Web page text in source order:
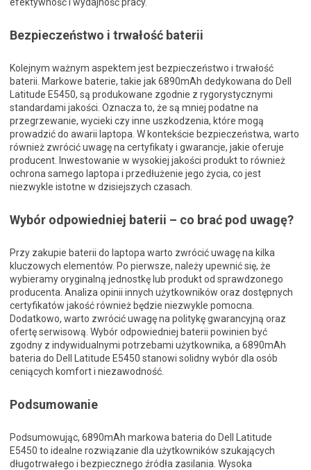
Bezpieczeństwo i trwałość baterii
Kolejnym ważnym aspektem jest bezpieczeństwo i trwałość
baterii. Markowe baterie, takie jak 6890mAh dedykowana do Dell
Latitude E5450, są produkowane zgodnie z rygorystycznymi
standardami jakości. Oznacza to, że są mniej podatne na
przegrzewanie, wycieki czy inne uszkodzenia, które mogą
prowadzić do awarii laptopa. W kontekście bezpieczeństwa, warto
również zwrócić uwagę na certyfikaty i gwarancje, jakie oferuje
producent. Inwestowanie w wysokiej jakości produkt to również
ochrona samego laptopa i przedłużenie jego życia, co jest
niezwykle istotne w dzisiejszych czasach.
Wybór odpowiedniej baterii – co brać pod uwagę?
Przy zakupie baterii do laptopa warto zwrócić uwagę na kilka
kluczowych elementów. Po pierwsze, należy upewnić się, że
wybieramy oryginalną jednostkę lub produkt od sprawdzonego
producenta. Analiza opinii innych użytkowników oraz dostępnych
certyfikatów jakość również będzie niezwykle pomocna.
Dodatkowo, warto zwrócić uwagę na politykę gwarancyjną oraz
ofertę serwisową. Wybór odpowiedniej baterii powinien być
zgodny z indywidualnymi potrzebami użytkownika, a 6890mAh
bateria do Dell Latitude E5450 stanowi solidny wybór dla osób
ceniących komfort i niezawodność.
Podsumowanie
Podsumowując, 6890mAh markowa bateria do Dell Latitude
E5450 to idealne rozwiązanie dla użytkowników szukających
długotrwałego i bezpiecznego źródła zasilania. Wysoka